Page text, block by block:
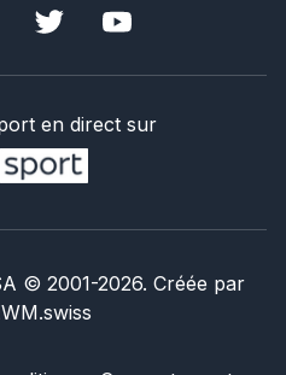
en direct sur
© 2001-2026. Créée par